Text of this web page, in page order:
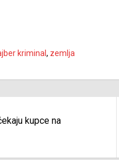
kriminal , zemlja
kupce na